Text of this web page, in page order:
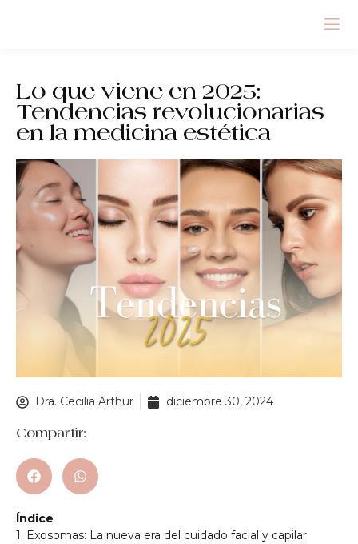
Lo que viene en 2025:
Tendencias revolucionarias
en la medicina estética
Dra. Cecilia Arthur diciembre 30, 2024
Compartir:
Índice
1. Exosomas: La nueva era del cuidado facial y capilar